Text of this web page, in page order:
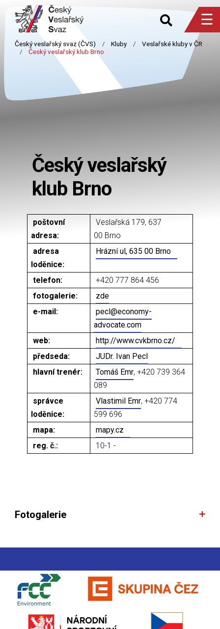
☰
Český veslařský
klub Brno
poštovní
adresa:
Veslařská 179, 637
00 Brno
adresa
loděnice:
Hrázní ul, 635 00 Brno
telefon:
+420 777 864 456
fotogalerie:
zde
e-mail:
pecl@economy-
advocate.com
web:
http://www.cvkbrno.cz/
předseda:
JUDr. Ivan Pecl
hlavní trenér:
Tomáš Emr, +420 739 364
089
správce
loděnice:
Vlastimil Emr, +420 774
599 696
mapa:
mapy.cz
reg. č.:
10-1 -
Fotogalerie